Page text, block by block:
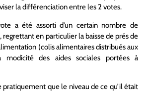
la différenciation entre les 2 votes.
a été assorti d’un certain nombre de
regrettant en particulier la baisse de prés de
(colis alimentaires distribués aux
des aides sociales portées à
que le niveau de ce qu’il était